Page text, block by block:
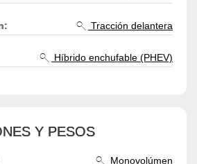
Tracción delantera
Híbrido enchufable (PHEV)
Y PESOS
Monovolúmen